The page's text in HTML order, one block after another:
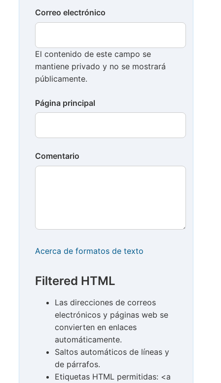
Correo electrónico
El contenido de este campo se
mantiene privado y no se mostrará
públicamente.
Página principal
Comentario
Acerca de formatos de texto
Filtered HTML
Las direcciones de correos
electrónicos y páginas web se
convierten en enlaces
automáticamente.
Saltos automáticos de líneas y
de párrafos.
Etiquetas HTML permitidas: <a